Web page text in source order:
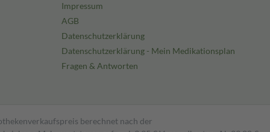
Impressum
AGB
Datenschutzerklärung
Datenschutzerklärung - Mein Medikationsplan
Fragen & Antworten
berechnet nach der